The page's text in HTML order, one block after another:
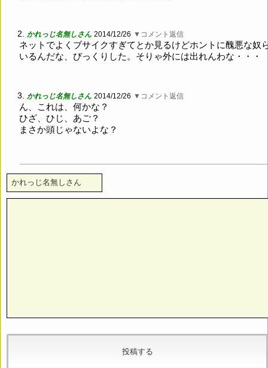
2. かれっじ名無しさん 2014/12/26 ▼コメント返信
ネットでよくブサイクすぎてとか見るけどホントに醜悪な奴
いるんだな、びっくりした。そりゃ外には出れんわな・・・
3. かれっじ名無しさん 2014/12/26 ▼コメント返信
ん、これは、何かな？
ひざ、ひじ、あご？
まさか頭じゃないよな？